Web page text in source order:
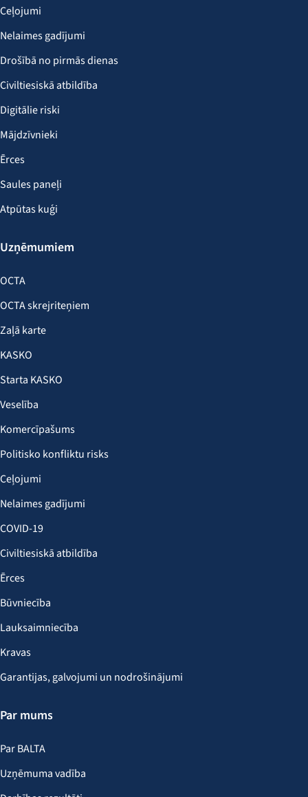
Ceļojumi
Nelaimes gadījumi
Drošībā no pirmās dienas
Civiltiesiskā atbildība
Digitālie riski
Mājdzīvnieki
Ērces
Saules paneļi
Atpūtas kuģi
Uzņēmumiem
OCTA
OCTA skrejriteņiem
Zaļā karte
KASKO
Starta KASKO
Veselība
Komercīpašums
Politisko konfliktu risks
Ceļojumi
Nelaimes gadījumi
COVID-19
Civiltiesiskā atbildība
Ērces
Būvniecība
Lauksaimniecība
Kravas
Garantijas, galvojumi un nodrošinājumi
Par mums
Par BALTA
Uzņēmuma vadība